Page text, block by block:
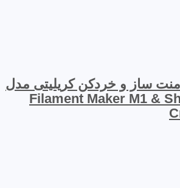
ساز و خردکن کریلیتی مدل
Filament Maker M1 &